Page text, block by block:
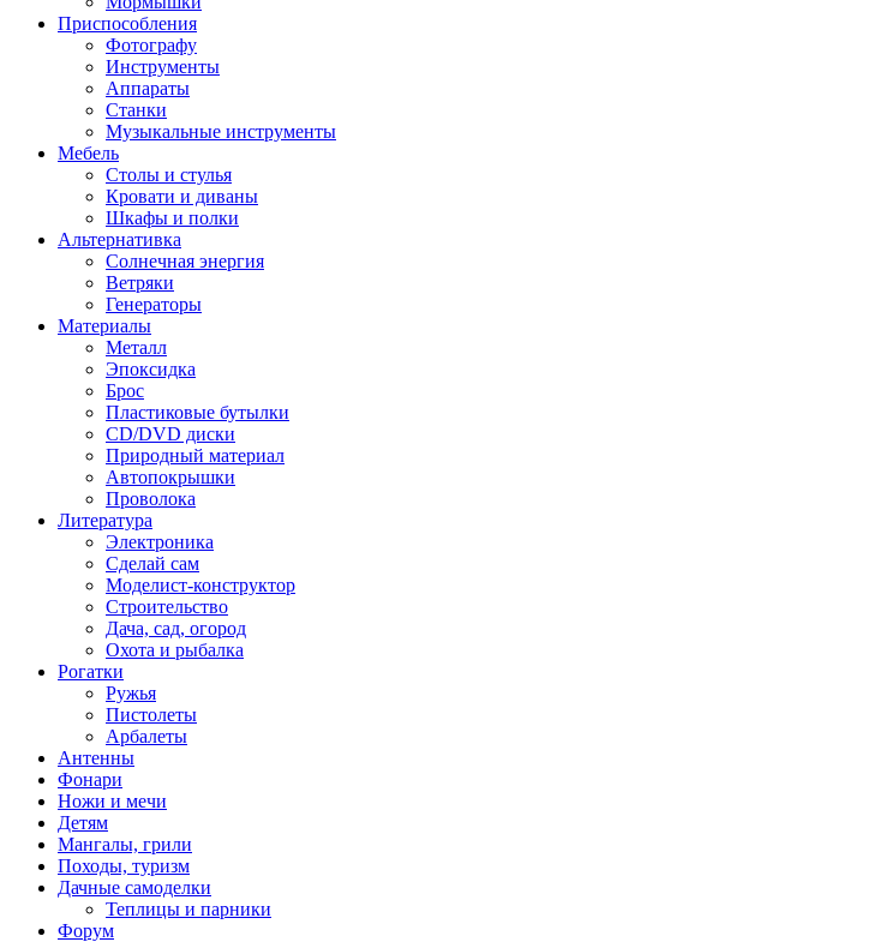
Приспособления
Фотографу
Инструменты
Аппараты
Станки
Музыкальные инструменты
Мебель
Столы и стулья
Кровати и диваны
Шкафы и полки
Альтернативка
Солнечная энергия
Ветряки
Генераторы
Материалы
Металл
Эпоксидка
Брос
Пластиковые бутылки
CD/DVD диски
Природный материал
Автопокрышки
Проволока
Литература
Электроника
Сделай сам
Моделист-конструктор
Строительство
Дача, сад, огород
Охота и рыбалка
Рогатки
Ружья
Пистолеты
Арбалеты
Антенны
Фонари
Ножи и мечи
Детям
Мангалы, грили
Походы, туризм
Дачные самоделки
Теплицы и парники
Форум